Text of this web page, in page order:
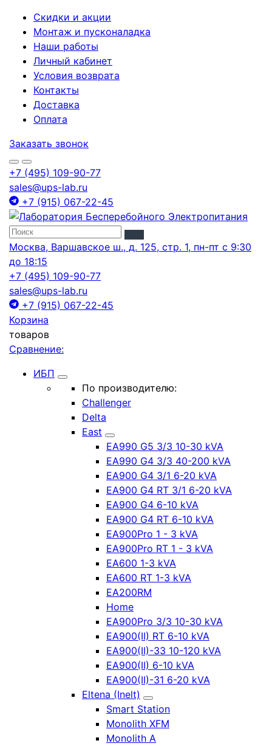
Скидки и акции
Монтаж и пусконаладка
Наши работы
Личный кабинет
Условия возврата
Контакты
Доставка
Оплата
Заказать звонок
+7 (495) 109-90-77
sales@ups-lab.ru
+7 (915) 067-22-45
Москва, Варшавское ш., д. 125, стр. 1, пн-пт с 9:30
до 18:15
+7 (495) 109-90-77
sales@ups-lab.ru
+7 (915) 067-22-45
Корзина
товаров
Сравнение:
ИБП
По производителю:
Challenger
Delta
East
EA990 G5 3/3 10-30 kVA
EA990 G4 3/3 40-200 kVA
EA900 G4 3/1 6-20 kVA
EA900 G4 RT 3/1 6-20 kVA
EA900 G4 6-10 kVA
EA900 G4 RT 6-10 kVA
EA900Pro 1 - 3 kVA
EA900Pro RT 1 - 3 kVA
EA600 1-3 kVA
EA600 RT 1-3 kVA
EA200RM
Home
EA900Pro 3/3 10-30 kVA
EA900(II) RT 6-10 kVA
EA900(II)-33 10-120 kVA
EA900(II) 6-10 kVA
EA900(II)-31 6-20 kVA
Eltena (Inelt)
Smart Station
Monolith XFM
Monolith A